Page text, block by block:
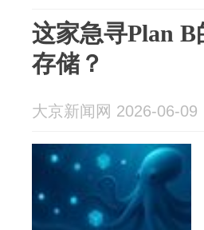
这家急寻Plan
存储？
大京新闻网 2026-06-09